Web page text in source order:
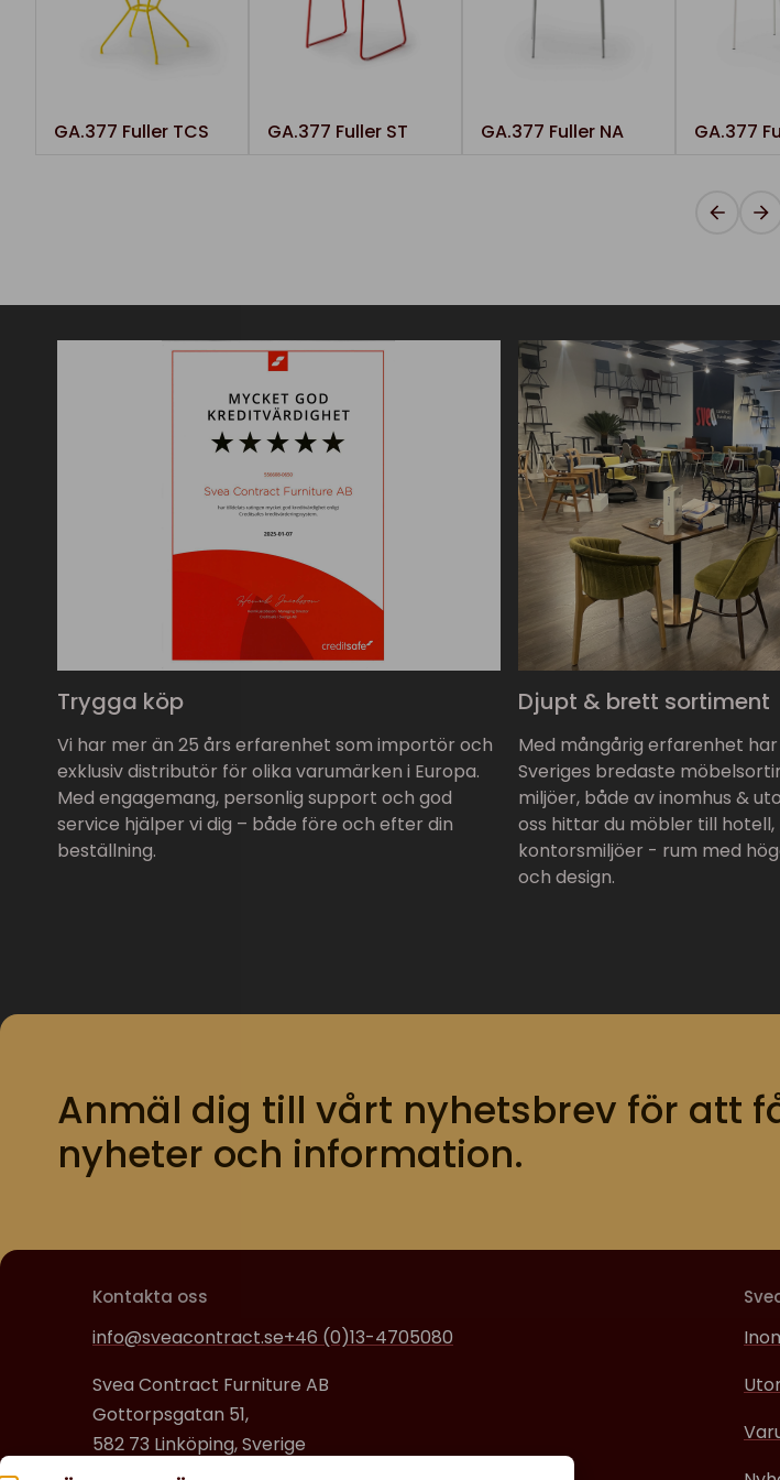
GA.377 Fuller TCS GA.377 Fuller ST GA.377 Fuller NA GA.377
Trygga köp
Vi har mer än 25 års erfarenhet som importör och
exklusiv distributör för olika varumärken i Europa.
Med engagemang, personlig support och god
service hjälper vi dig – både före och efter din
beställning.
Djupt & brett sortiment
Med mångårig erfarenhet
Sveriges bredaste
miljöer, både av inomhus &
oss hittar du möbler till
kontorsmiljöer - rum med
och design.
Anmäl dig till vårt nyhetsbrev för att
nyheter och information.
Kontakta oss
info@sveacontract.se+46 (0)13-4705080
Svea Contract Furniture AB
Gottorpsgatan 51,
582 73 Linköping, Sverige